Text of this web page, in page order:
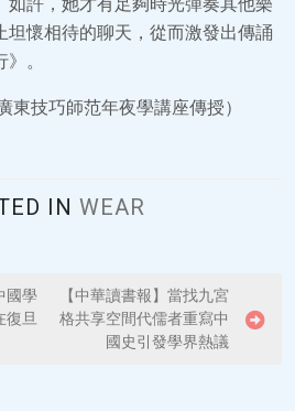
坦懷相待的聊天，從而激發出傳誦
。
東技巧師范年夜學講座傳授）
IN WEAR
國學
復旦
【中華讀書報】當找九宮
格共享空間代儒者重寫中
國史引發學界熱議